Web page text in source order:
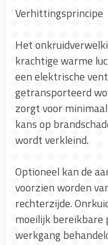
Verhittingsprincipe
Het
krachtige warme
een elektrische
getransporteerd
zorgt voor
kans op
wordt verkleind.
Optioneel kan de
voorzien worden
rechterzijde.
moeilijk bereikbare
werkgang